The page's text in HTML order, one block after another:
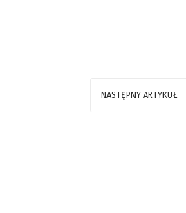
NASTĘPNY ARTYKUŁ